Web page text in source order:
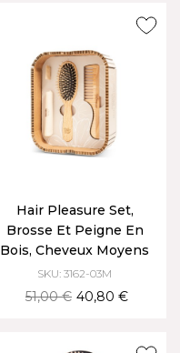
Hair Pleasure Set,
Brosse Et Peigne En
Bois, Cheveux Moyens
SKU: 3162-03M
51,00 € 40,80 €